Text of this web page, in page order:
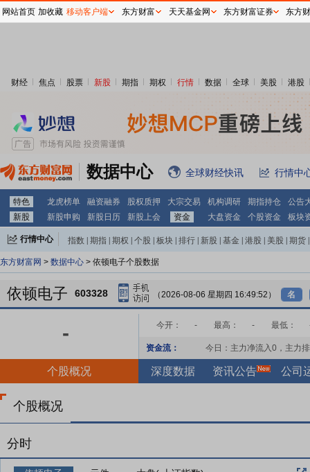
财经 焦点 股票 新股 期指 期权 行情 数据 全球 美股 港股
数据中心 全球财经快讯 行情中
特色 龙虎榜单 融资融券 股权质押 大宗交易 机构调研 期指持仓
公告
新股
新股申购 新股日历 新股上会 资金 大盘资金 个股资金 板块
行情中心 指数 期指 期权 个股 板块 排行 新股 基金 港股 美股 期货
东方财富网 > 数据中心 > 依顿电子个股数据
依顿电子 603328 （2026-08-06 星期四 16:49:52） 名
- 今开： - 最高： - 最低：
资金流： 今日：主力净流入0 ，主力
个股概况 深度数据 资讯公告 公司
个股概况
分时
网站首页 加收藏 移动客户端 东方财富 天天基金网 东方财富证券 东方